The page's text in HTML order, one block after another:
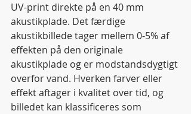
UV-print direkte på en 40 mm
akustikplade. Det færdige
akustikbillede tager mellem 0-5% af
effekten på den originale
akustikplade og er modstandsdygtigt
overfor vand. Hverken farver eller
effekt aftager i kvalitet over tid, og
billedet kan klassificeres som